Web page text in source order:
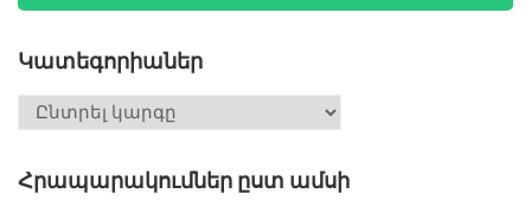
Կատեգորիաներ
Հրապարակումներ ըստ ամսի